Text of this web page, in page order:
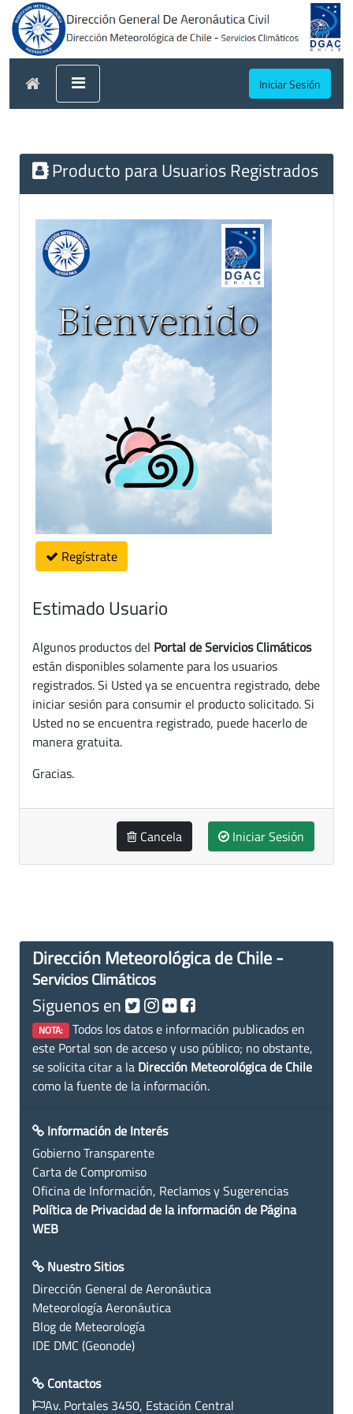
Iniciar Sesión
Producto para Usuarios Registrados
Regístrate
Estimado Usuario
Algunos productos del Portal de Servicios Climáticos
están disponibles solamente para los usuarios
registrados. Si Usted ya se encuentra registrado, debe
iniciar sesión para consumir el producto solicitado. Si
Usted no se encuentra registrado, puede hacerlo de
manera gratuita.
Gracias.
Cancela Iniciar Sesión
Dirección Meteorológica de Chile -
Servicios Climáticos
Siguenos en
NOTA: Todos los datos e información publicados en
este Portal son de acceso y uso público; no obstante,
se solicita citar a la Dirección Meteorológica de Chile
como la fuente de la información.
Información de Interés
Gobierno Transparente
Carta de Compromiso
Oficina de Información, Reclamos y Sugerencias
Política de Privacidad de la información de Página
WEB
Nuestro Sitios
Dirección General de Aeronáutica
Meteorología Aeronáutica
Blog de Meteorología
IDE DMC (Geonode)
Contactos
Av. Portales 3450, Estación Central